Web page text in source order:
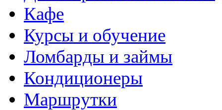
Кафе
Курсы и обучение
Ломбарды и займы
Кондиционеры
Маршрутки